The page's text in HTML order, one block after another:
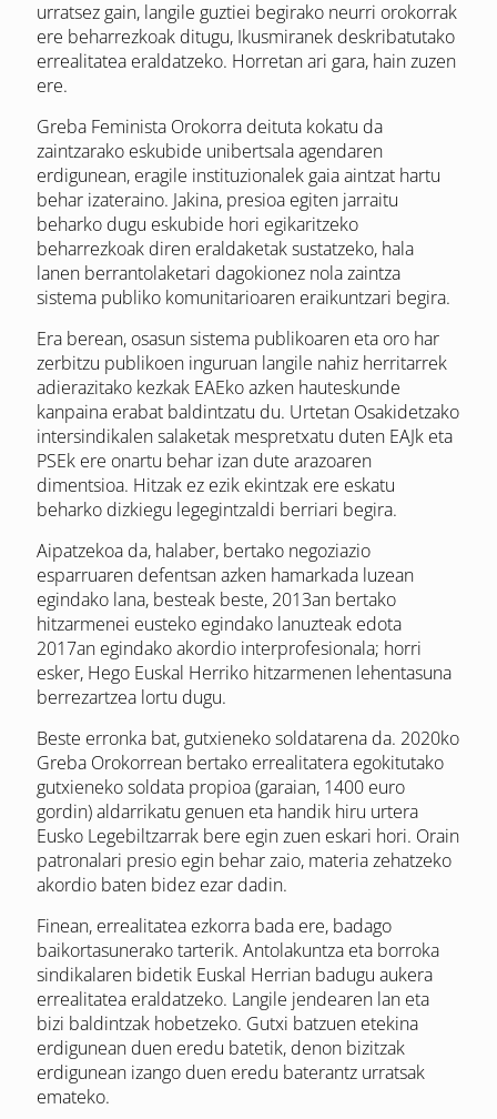
urratsez gain, langile guztiei begirako neurri orokorrak
ere beharrezkoak ditugu, Ikusmiranek deskribatutako
errealitatea eraldatzeko. Horretan ari gara, hain zuzen
ere.
Greba Feminista Orokorra deituta kokatu da
zaintzarako eskubide unibertsala agendaren
erdigunean, eragile instituzionalek gaia aintzat hartu
behar izateraino. Jakina, presioa egiten jarraitu
beharko dugu eskubide hori egikaritzeko
beharrezkoak diren eraldaketak sustatzeko, hala
lanen berrantolaketari dagokionez nola zaintza
sistema publiko komunitarioaren eraikuntzari begira.
Era berean, osasun sistema publikoaren eta oro har
zerbitzu publikoen inguruan langile nahiz herritarrek
adierazitako kezkak EAEko azken hauteskunde
kanpaina erabat baldintzatu du. Urtetan Osakidetzako
intersindikalen salaketak mespretxatu duten EAJk eta
PSEk ere onartu behar izan dute arazoaren
dimentsioa. Hitzak ez ezik ekintzak ere eskatu
beharko dizkiegu legegintzaldi berriari begira.
Aipatzekoa da, halaber, bertako negoziazio
esparruaren defentsan azken hamarkada luzean
egindako lana, besteak beste, 2013an bertako
hitzarmenei eusteko egindako lanuzteak edota
2017an egindako akordio interprofesionala; horri
esker, Hego Euskal Herriko hitzarmenen lehentasuna
berrezartzea lortu dugu.
Beste erronka bat, gutxieneko soldatarena da. 2020ko
Greba Orokorrean bertako errealitatera egokitutako
gutxieneko soldata propioa (garaian, 1400 euro
gordin) aldarrikatu genuen eta handik hiru urtera
Eusko Legebiltzarrak bere egin zuen eskari hori. Orain
patronalari presio egin behar zaio, materia zehatzeko
akordio baten bidez ezar dadin.
Finean, errealitatea ezkorra bada ere, badago
baikortasunerako tarterik. Antolakuntza eta borroka
sindikalaren bidetik Euskal Herrian badugu aukera
errealitatea eraldatzeko. Langile jendearen lan eta
bizi baldintzak hobetzeko. Gutxi batzuen etekina
erdigunean duen eredu batetik, denon bizitzak
erdigunean izango duen eredu baterantz urratsak
emateko.